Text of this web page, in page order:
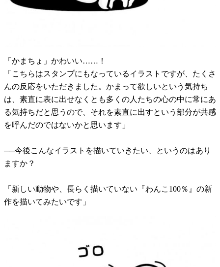
「かまちょ」かわいい……！
「こちらはスタンプにもなっているイラストですが、たくさ
んの反応をいただきました。かまって欲しいという気持ち
は、素直に表に出せなくとも多くの人たちの心の中に常にあ
る気持ちだと思うので、それを素直に出すという部分が共感
を呼んだのではないかと思います」
──今後こんなイラストを描いていきたい、というのはあり
ますか？
「新しい動物や、長らく描いていない『わんこ100％』の新
作を描いてみたいです」